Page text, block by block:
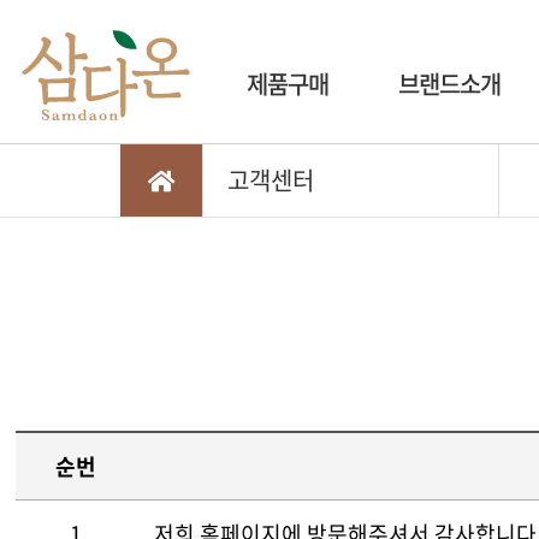
제품구매 브랜드소개
고객센터
순번